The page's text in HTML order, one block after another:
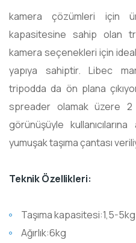
kamera çözümleri için
kapasitesine sahip olan
kamera seçenekleri için
yapıya sahiptir. Libec
tripodda da ön plana
spreader olamak üzere 2
görünüşüyle
yumuşak taşıma çantası
Teknik Özellikleri:
Taşıma kapasitesi:1,5-
Ağırlık:6kg